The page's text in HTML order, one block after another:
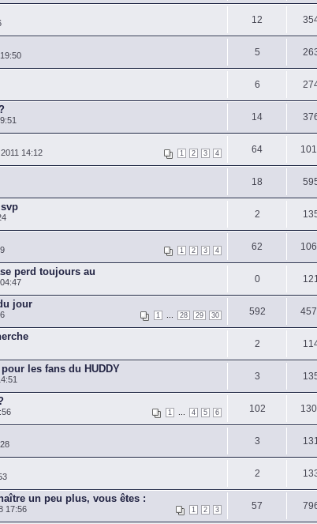
12
5
6
14
1 2 3 4
14:12 64
18
2
1 2 3 4 62
perd toujours au
0
jour
1 28 29 30 592
2
les fans du HUDDY
3
1 4 5 6 102
3
2
un peu plus, vous êtes :
1 2 3
17:56 57